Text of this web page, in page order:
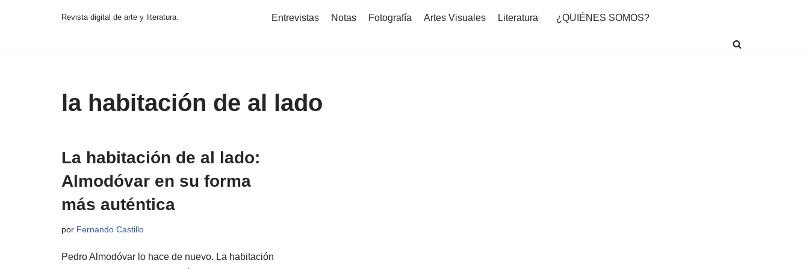
Revista digital de arte y literatura. Entrevistas Notas Fotografía Artes Visuales Literatura ¿QUIÉNES SOMOS?
la habitación de al lado
La habitación de al lado:
Almodóvar en su forma
más auténtica
por Fernando Castillo
Pedro Almodóvar lo hace de nuevo. La habitación